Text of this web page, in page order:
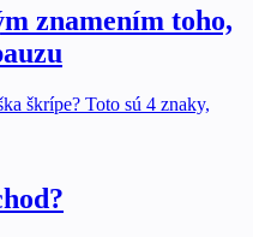
znamením toho,
škrípe? Toto sú 4 znaky,